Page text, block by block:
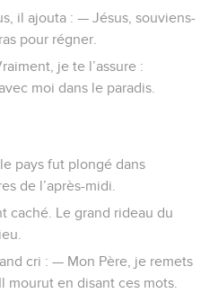
il ajouta : — Jésus, souviens-
pour régner.
je te l’assure :
moi dans le paradis.
pays fut plongé dans
de l’après-midi.
caché. Le grand rideau du
cri : — Mon Père, je remets
mourut en disant ces mots.